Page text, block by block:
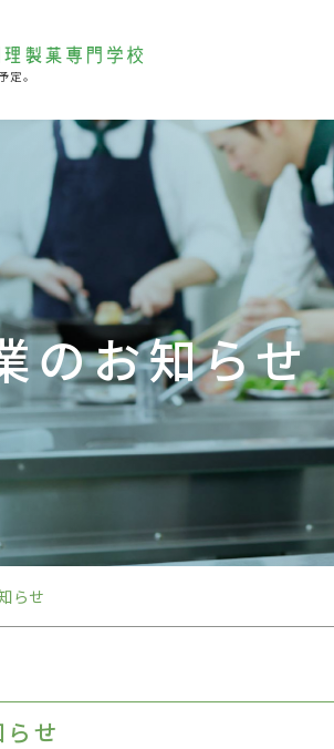
。
のお知らせ
らせ
せ